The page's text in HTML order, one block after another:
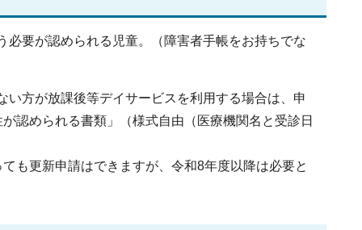
要が認められる児童。（障害者手帳をお持ちでな
方が放課後等デイサービスを利用する場合は、申
認められる書類」（様式自由（医療機関名と受診日
も更新申請はできますが、令和8年度以降は必要と